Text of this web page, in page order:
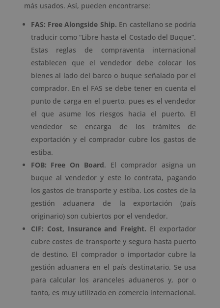
más usados. Así, pueden encontrarse:
FAS: Free Alongside Ship. En castellano se podría
traducir como “Libre hasta el Costado del Buque”.
Estas reglas de compraventa internacional
establecen que el vendedor debe colocar los
bienes al lado del barco o buque señalado por el
comprador. En el FAS se debe tener en cuenta el
punto de carga en el puerto, pues es el vendedor
el que asume los riesgos hacia el puerto. El
vendedor se encarga de los trámites de
exportación y el comprador cubre los gastos de
estiba.
FOB: Free On Board. El comprador asigna un
buque al vendedor y este lo contrata, pagando
los gastos de transporte y estiba. Los costes de la
gestión aduanera de la exportación (país
originario) son cubiertos por el vendedor.
CIF: Cost, Insurance and Freight. El exportador
cubre costes de transporte y seguro hasta puerto
de destino. El comprador o importador cubre la
gestión aduanera en el país destinatario. Se usa
para calcular los aranceles aduaneros y, por o
tanto, es muy utilizado en comercio internacional.